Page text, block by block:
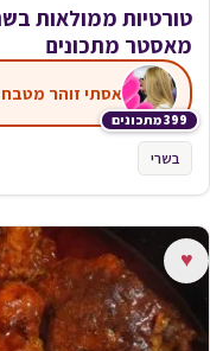
טורטיות ממולאות
מאסטר מתכונים
399 מתכונים
אסתי זוהר מטבח
בשרי
♥